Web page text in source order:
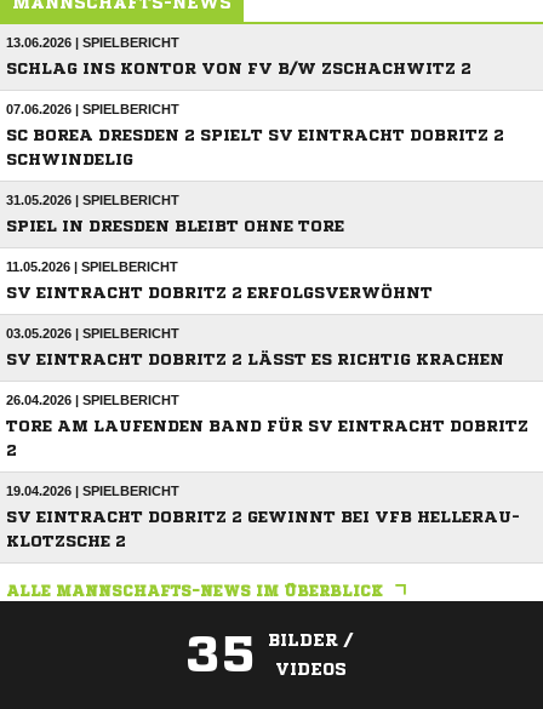
13.06.2026 | SPIELBERICHT
SCHLAG INS KONTOR VON FV B/W ZSCHACHWITZ 2
07.06.2026 | SPIELBERICHT
SC BOREA DRESDEN 2 SPIELT SV EINTRACHT DOBRITZ 2
SCHWINDELIG
31.05.2026 | SPIELBERICHT
SPIEL IN DRESDEN BLEIBT OHNE TORE
11.05.2026 | SPIELBERICHT
SV EINTRACHT DOBRITZ 2 ERFOLGSVERWÖHNT
03.05.2026 | SPIELBERICHT
SV EINTRACHT DOBRITZ 2 LÄSST ES RICHTIG KRACHEN
26.04.2026 | SPIELBERICHT
TORE AM LAUFENDEN BAND FÜR SV EINTRACHT DOBRITZ
2
19.04.2026 | SPIELBERICHT
SV EINTRACHT DOBRITZ 2 GEWINNT BEI VFB HELLERAU-
KLOTZSCHE 2
ALLE MANNSCHAFTS-NEWS IM ÜBERBLICK
35
BILDER /
VIDEOS